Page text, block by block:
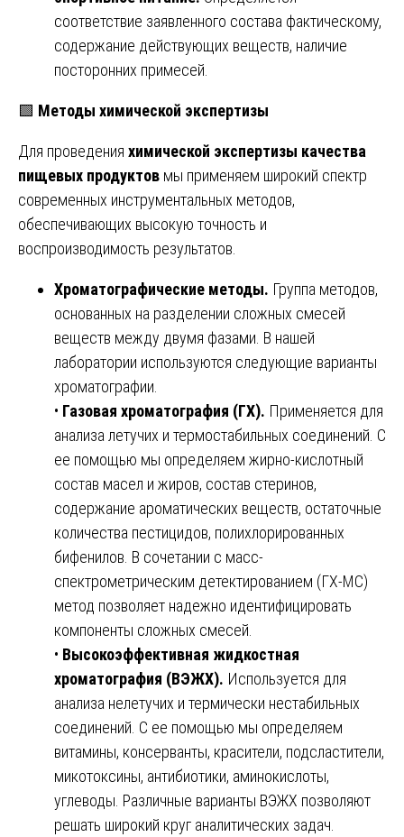
соответствие заявленного состава фактическому,
содержание действующих веществ, наличие
посторонних примесей.
🟩 Методы химической экспертизы
Для проведения химической экспертизы качества
пищевых продуктов мы применяем широкий спектр
современных инструментальных методов,
обеспечивающих высокую точность и
воспроизводимость результатов.
Хроматографические методы. Группа методов,
основанных на разделении сложных смесей
веществ между двумя фазами. В нашей
лаборатории используются следующие варианты
хроматографии.
• Газовая хроматография (ГХ). Применяется для
анализа летучих и термостабильных соединений. С
ее помощью мы определяем жирно-кислотный
состав масел и жиров, состав стеринов,
содержание ароматических веществ, остаточные
количества пестицидов, полихлорированных
бифенилов. В сочетании с масс-
спектрометрическим детектированием (ГХ-МС)
метод позволяет надежно идентифицировать
компоненты сложных смесей.
• Высокоэффективная жидкостная
хроматография (ВЭЖХ). Используется для
анализа нелетучих и термически нестабильных
соединений. С ее помощью мы определяем
витамины, консерванты, красители, подсластители,
микотоксины, антибиотики, аминокислоты,
углеводы. Различные варианты ВЭЖХ позволяют
решать широкий круг аналитических задач.